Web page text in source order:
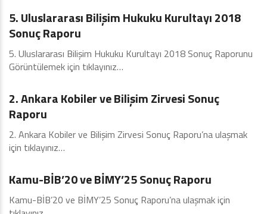
5. Uluslararası Bilişim Hukuku Kurultayı 2018
Sonuç Raporu
5. Uluslararası Bilişim Hukuku Kurultayı 2018 Sonuç Raporunu
Görüntülemek için tıklayınız…
2018
2. Ankara Kobiler ve Bilişim Zirvesi Sonuç
Raporu
2. Ankara Kobiler ve Bilişim Zirvesi Sonuç Raporu’na ulaşmak
için tıklayınız…
2018
Kamu-BİB’20 ve BİMY’25 Sonuç Raporu
Kamu-BİB’20 ve BİMY’25 Sonuç Raporu’na ulaşmak için